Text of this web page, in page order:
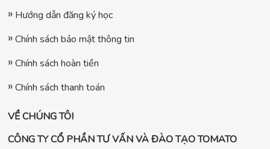
Hướng dẫn đăng ký học
Chính sách bảo mật thông tin
Chính sách hoàn tiền
Chính sách thanh toán
VỀ CHÚNG TÔI
CÔNG TY CỔ PHẦN TƯ VẤN VÀ ĐÀO TẠO TOMATO